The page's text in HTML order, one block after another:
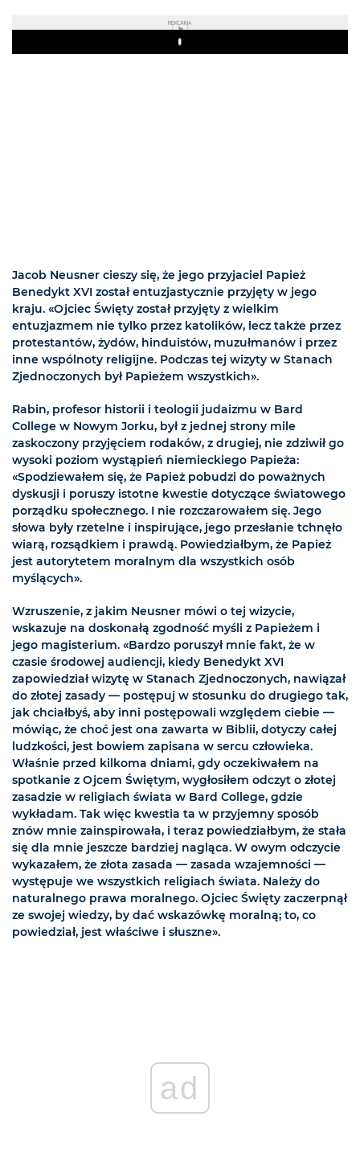
REKLAMA
Play
Jacob Neusner cieszy się, że jego przyjaciel Papież
Benedykt XVI został entuzjastycznie przyjęty w jego
kraju. «Ojciec Święty został przyjęty z wielkim
entuzjazmem nie tylko przez katolików, lecz także przez
protestantów, żydów, hinduistów, muzułmanów i przez
inne wspólnoty religijne. Podczas tej wizyty w Stanach
Zjednoczonych był Papieżem wszystkich».
Rabin, profesor historii i teologii judaizmu w Bard
College w Nowym Jorku, był z jednej strony mile
zaskoczony przyjęciem rodaków, z drugiej, nie zdziwił go
wysoki poziom wystąpień niemieckiego Papieża:
«Spodziewałem się, że Papież pobudzi do poważnych
dyskusji i poruszy istotne kwestie dotyczące światowego
porządku społecznego. I nie rozczarowałem się. Jego
słowa były rzetelne i inspirujące, jego przesłanie tchnęło
wiarą, rozsądkiem i prawdą. Powiedziałbym, że Papież
jest autorytetem moralnym dla wszystkich osób
myślących».
Wzruszenie, z jakim Neusner mówi o tej wizycie,
wskazuje na doskonałą zgodność myśli z Papieżem i
jego magisterium. «Bardzo poruszył mnie fakt, że w
czasie środowej audiencji, kiedy Benedykt XVI
zapowiedział wizytę w Stanach Zjednoczonych, nawiązał
do złotej zasady — postępuj w stosunku do drugiego tak,
jak chciałbyś, aby inni postępowali względem ciebie —
mówiąc, że choć jest ona zawarta w Biblii, dotyczy całej
ludzkości, jest bowiem zapisana w sercu człowieka.
Właśnie przed kilkoma dniami, gdy oczekiwałem na
spotkanie z Ojcem Świętym, wygłosiłem odczyt o złotej
zasadzie w religiach świata w Bard College, gdzie
wykładam. Tak więc kwestia ta w przyjemny sposób
znów mnie zainspirowała, i teraz powiedziałbym, że stała
się dla mnie jeszcze bardziej nagląca. W owym odczycie
wykazałem, że złota zasada — zasada wzajemności —
występuje we wszystkich religiach świata. Należy do
naturalnego prawa moralnego. Ojciec Święty zaczerpnął
ze swojej wiedzy, by dać wskazówkę moralną; to, co
powiedział, jest właściwe i słuszne».
ad